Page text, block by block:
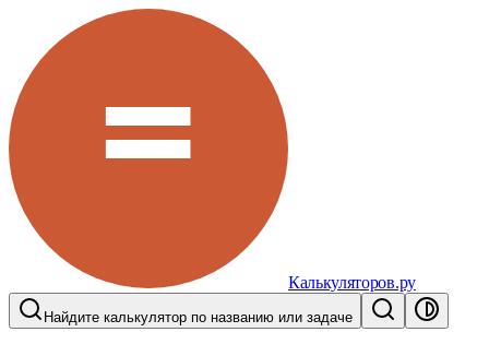
Калькуляторов.ру
Найдите калькулятор по названию или задаче